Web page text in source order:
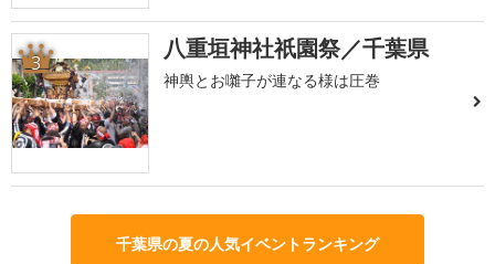
3 八重垣神社祇園祭／千葉県
神輿とお囃子が連なる様は圧巻
千葉県の夏の人気イベントランキング